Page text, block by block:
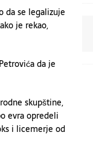
da se legalizuje
je rekao,
da je
skupštine,
evra opredeli
i licemerje od